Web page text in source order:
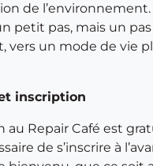
de l’environnement.
petit pas, mais un pas
vers un mode de vie
inscription
au Repair Café est
de s’inscrire à